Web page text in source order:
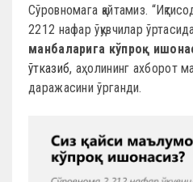
Сўровномага қайтамиз.
2212 нафар ўқувчилар
манбаларига кўпроқ
ўтказиб, аҳолининг ахборот
даражасини ўрганди.